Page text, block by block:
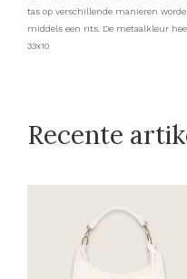
tas op verschillende manieren
middels een rits. De metaalkleur
33x10
Recente